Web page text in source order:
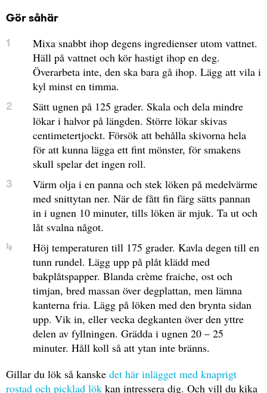
Gör såhär
Mixa snabbt ihop degens ingredienser utom vattnet.
Häll på vattnet och kör hastigt ihop en deg.
Överarbeta inte, den ska bara gå ihop. Lägg att vila i
kyl minst en timma.
Sätt ugnen på 125 grader. Skala och dela mindre
lökar i halvor på längden. Större lökar skivas
centimetertjockt. Försök att behålla skivorna hela
för att kunna lägga ett fint mönster, för smakens
skull spelar det ingen roll.
Värm olja i en panna och stek löken på medelvärme
med snittytan ner. När de fått fin färg sätts pannan
in i ugnen 10 minuter, tills löken är mjuk. Ta ut och
låt svalna något.
Höj temperaturen till 175 grader. Kavla degen till en
tunn rundel. Lägg upp på plåt klädd med
bakplåtspapper. Blanda crème fraiche, ost och
timjan, bred massan över degplattan, men lämna
kanterna fria. Lägg på löken med den brynta sidan
upp. Vik in, eller vecka degkanten över den yttre
delen av fyllningen. Grädda i ugnen 20 – 25
minuter. Håll koll så att ytan inte bränns.
Gillar du lök så kanske det här inlägget med knaprigt
rostad och picklad lök kan intressera dig. Och vill du kika